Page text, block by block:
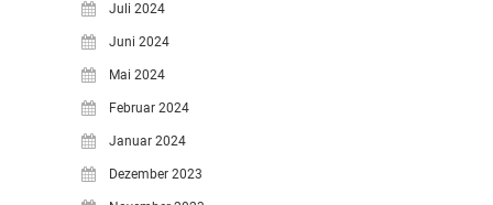
Juli 2024
Juni 2024
Mai 2024
Februar 2024
Januar 2024
Dezember 2023